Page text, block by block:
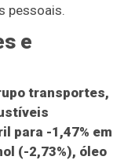
pessoais.
e
transportes,
para -1,47% em
(-2,73%), óleo